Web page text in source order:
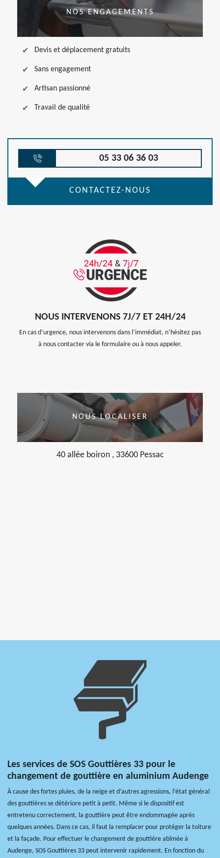
NOS ENGAGEMENTS
Devis et déplacement gratuits
Sans engagement
Artisan passionné
Travail de qualité
05 33 06 36 03
CONTACTEZ-NOUS
NOUS INTERVENONS 7J/7 ET 24H/24
En cas d’urgence, nous intervenons dans l’immédiat, n’hésitez pas
à nous contacter via le formulaire ou à nous appeler.
NOUS LOCALISER
40 allée boiron , 33600 Pessac
Les services de SOS Gouttières 33 pour le
changement de gouttière en aluminium Audenge
À cause des fortes pluies, de la neige et d’autres agressions, l’état général
des gouttières se détériore petit à petit. Même si le dispositif est
entretenu correctement, la gouttière peut être endommagée après
quelques années. Dans ce cas, il faut la remplacer pour protéger la toiture
et la façade. Pour effectuer le changement de gouttière abîmée à
Audenge, SOS Gouttières 33 peut intervenir rapidement. En fonction du